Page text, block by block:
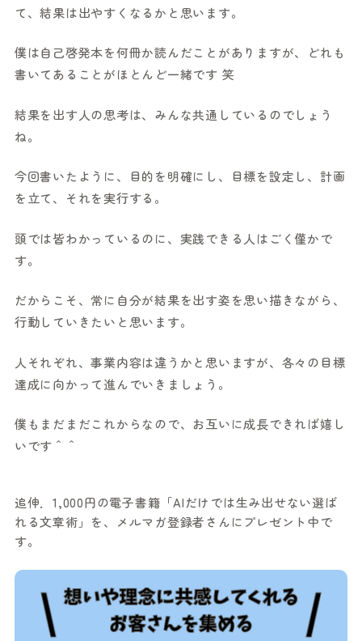
て、結果は出やすくなるかと思います。
僕は自己啓発本を何冊か読んだことがありますが、どれも
書いてあることがほとんど一緒です 笑
結果を出す人の思考は、みんな共通しているのでしょう
ね。
今回書いたように、目的を明確にし、目標を設定し、計画
を立て、それを実行する。
頭では皆わかっているのに、実践できる人はごく僅かで
す。
だからこそ、常に自分が結果を出す姿を思い描きながら、
行動していきたいと思います。
人それぞれ、事業内容は違うかと思いますが、各々の目標
達成に向かって進んでいきましょう。
僕もまだまだこれからなので、お互いに成長できれば嬉し
いです＾＾
追伸．1,000円の電子書籍「AIだけでは生み出せない選ば
れる文章術」を、メルマガ登録者さんにプレゼント中で
す。